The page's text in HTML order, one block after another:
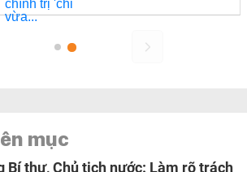
mục
Bí thư, Chủ tịch nước: Làm rõ trách